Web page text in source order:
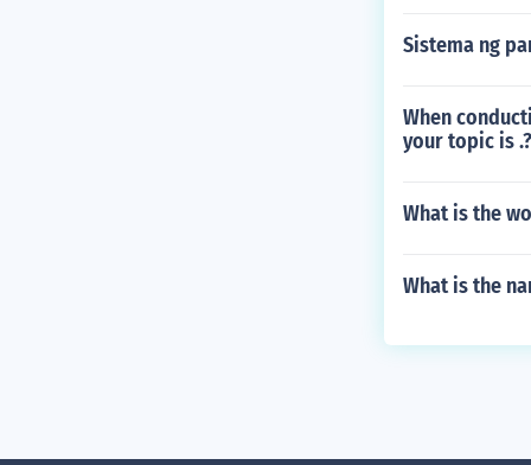
Sistema ng
When
your topic is .?
What is the
What is the